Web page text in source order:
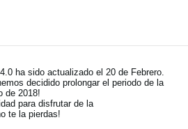
ha sido actualizado el 20 de Febrero.
decidido prolongar el periodo de la
de 2018!
para disfrutar de la
te la pierdas!